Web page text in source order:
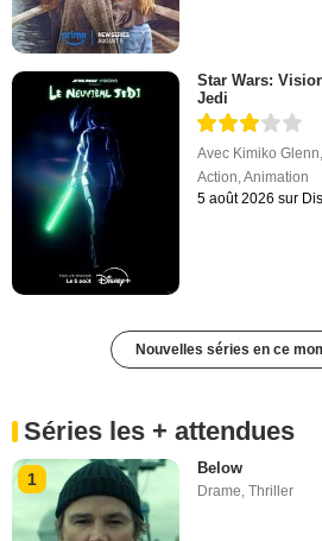
Star Wars:
Jedi
Avec Kimiko Glenn
Action ,Animation
5 août 2026 sur
Nouvelles séries en ce
Séries les + attendues
1
Below
Drame,Thriller